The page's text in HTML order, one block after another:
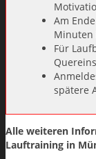
Am
Minuten
Für
spätere
Alle weiteren
Lauftraining in